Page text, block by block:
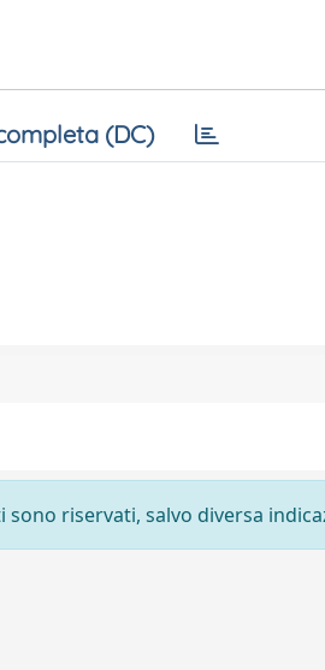
(DC)
riservati, salvo diversa